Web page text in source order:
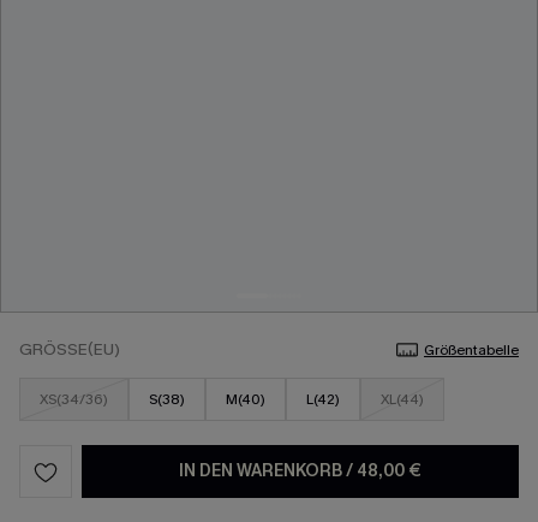
GRÖSSE(EU) Größentabelle
XS(34/36) S(38) M(40) L(42) XL(44)
IN DEN WARENKORB/ 48,00 €